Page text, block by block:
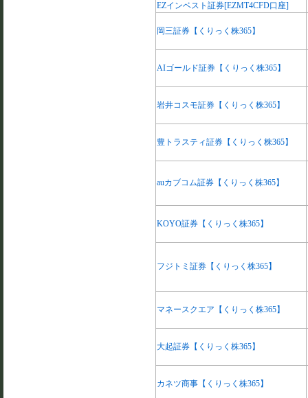
EZインベスト証券[EZMT4CFD口座]
岡三証券【くりっく株365】
AIゴールド証券【くりっく株365】
岩井コスモ証券【くりっく株365】
豊トラスティ証券【くりっく株365】
auカブコム証券【くりっく株365】
KOYO証券【くりっく株365】
フジトミ証券【くりっく株365】
マネースクエア【くりっく株365】
大起証券【くりっく株365】
カネツ商事【くりっく株365】